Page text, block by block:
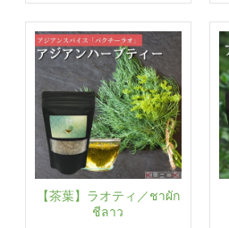
【茶葉】ラオティ／ชาผัก
ชีลาว